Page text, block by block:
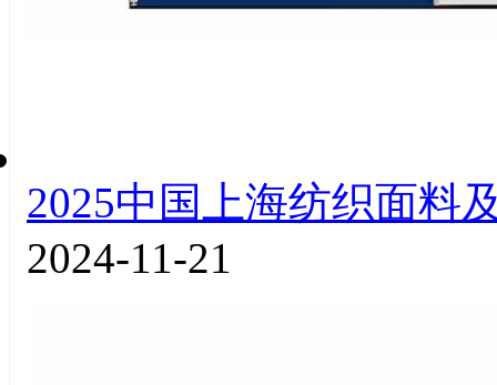
2025中国上海纺织面料
2024-11-21